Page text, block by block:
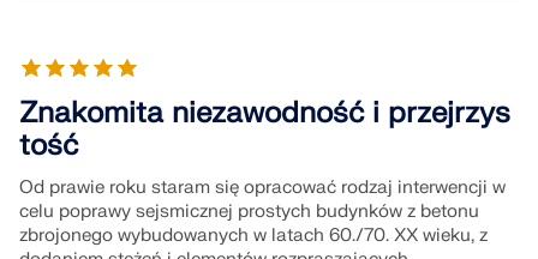
Znakomita niezawodność i przejrzys
tość
Od prawie roku staram się opracować rodzaj interwencji w
celu poprawy sejsmicznej prostych budynków z betonu
zbrojonego wybudowanych w latach 60./70. XX wieku, z